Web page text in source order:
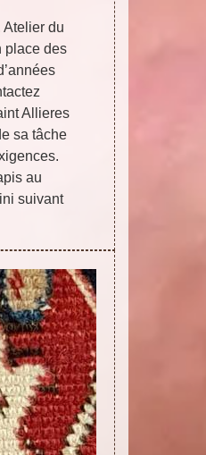
Atelier du
place des
Allieres
sa tâche
au
suivant